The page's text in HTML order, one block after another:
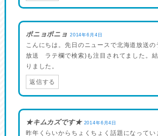
ポニョポニョ 2014年6月4日
こんにちは。先日のニュースで北海道放送の
放送 ラテ欄で検索)も注目されてました。
りました。
返信する
★キムカズです★ 2014年6月4日
昨年くらいからちょくちょく話題になってい